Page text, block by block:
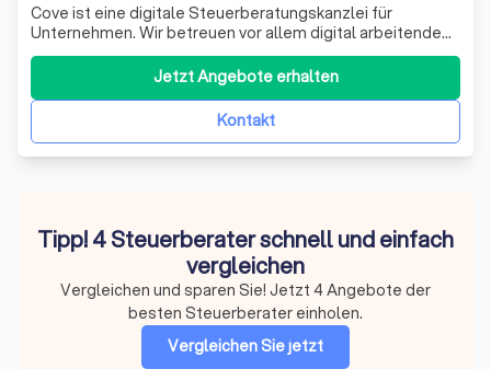
Cove ist eine digitale Steuerberatungskanzlei für
Unternehmen. Wir betreuen vor allem digital arbeitende
Kapitalgesellschaften – GmbH, UG und AG – mit laufender
Finanzbuchhaltung, Umsatzsteuervoranmeldungen,
Jahresabschlüssen, Steuererklärungen und
Lohnbuchhaltung. Unsere Arbeitsweise ist konsequen
Kontakt
Jetzt Angebote erhalten
Tipp! 4 Steuerberater schnell und einfach
vergleichen
Vergleichen und sparen Sie! Jetzt 4 Angebote der
besten Steuerberater einholen.
Vergleichen Sie jetzt